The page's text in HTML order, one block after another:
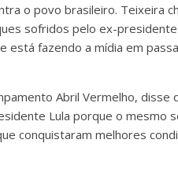
o povo brasileiro. Teixeira
sofridos pelo ex-
está fazendo a mídia em
Abril Vermelho, disse
Lula porque o mesmo
conquistaram melhores